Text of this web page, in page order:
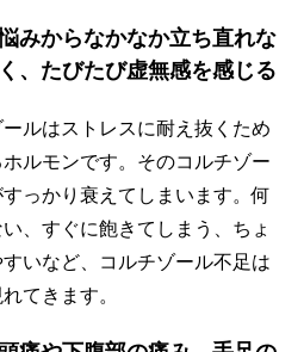
みからなかなか立ち直れな
、たびたび虚無感を感じる
ルはストレスに耐え抜くため
ルモンです。そのコルチゾー
すっかり衰えてしまいます。何
、すぐに飽きてしまう、ちょ
いなど、コルチゾール不足は
てきます。